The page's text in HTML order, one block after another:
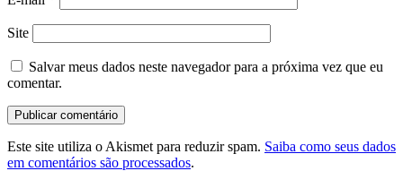
Site
Salvar meus dados neste navegador para a próxima vez que eu
comentar.
Este site utiliza o Akismet para reduzir spam. Saiba como seus dados
em comentários são processados.